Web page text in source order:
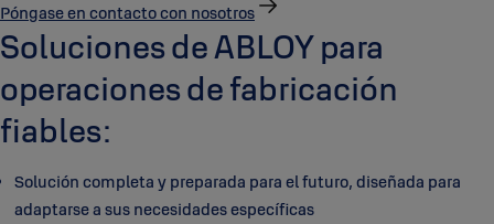
Póngase en contacto con nosotros
Soluciones de ABLOY para
operaciones de fabricación
fiables:
Solución completa y preparada para el futuro, diseñada para
adaptarse a sus necesidades específicas